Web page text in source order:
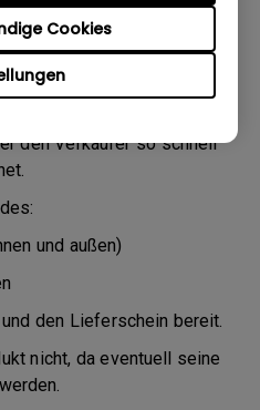
Cookies
bereitzuhalten.
herausfinden, ob der
oder bereits davor
den Verkäufer so schnell
und außen)
den Lieferschein bereit.
nicht, da eventuell seine